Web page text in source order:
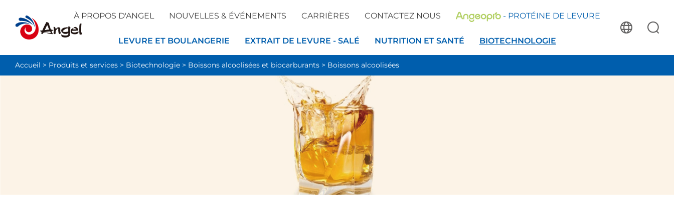
À PROPOS D'ANGEL NOUVELLES & ÉVÉNEMENTS CARRIÈRES CONTACTEZ NOUS - PROTÉINE DE LEVURE
LEVURE ET BOULANGERIE EXTRAIT DE LEVURE - SALÉ NUTRITION ET SANTÉ BIOTECHNOLOGIE
Accueil > Produits et services > Biotechnologie > Boissons alcoolisées et biocarburants > Boissons alcoolisées